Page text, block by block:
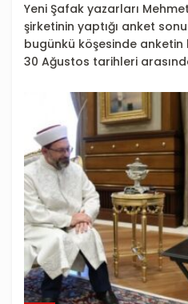
Yeni Şafak yazarları
şirketinin yaptığı anket
bugünkü köşesinde anketin
30 Ağustos tarihleri